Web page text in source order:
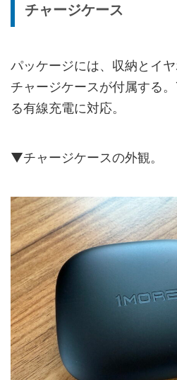
チャージケース
パッケージには、収納とイ
チャージケースが付属する
る有線充電に対応。
▼チャージケースの外観。